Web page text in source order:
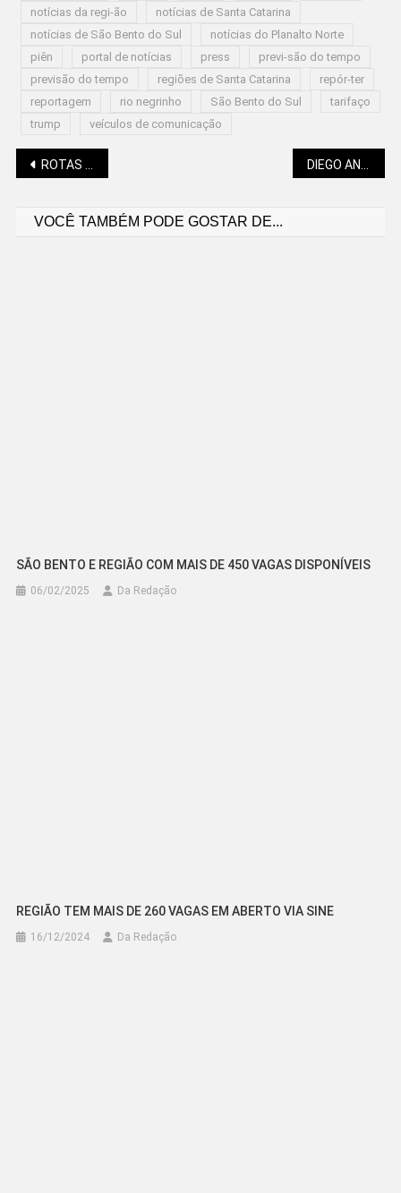
notícias da regi-ão
notícias de Santa Catarina
notícias de São Bento do Sul
notícias do Planalto Norte
piên
portal de notícias press
previ-são do tempo
previsão do tempo
regiões de Santa Catarina
repór-ter
reportagem
rio negrinho São Bento do Sul
tarifaço
trump
veículos de comunicação
Navegação
ROTAS E HORÁRIOS DO TRANSPORTE COLETIVO SERÃO READEQUADOS
VOCÊ TAMBÉM PODE GOSTAR DE...
SÃO BENTO E REGIÃO COM MAIS DE 450 VAGAS DISPONÍVEIS
06/02/2025 Da Redação
REGIÃO TEM MAIS DE 260 VAGAS EM ABERTO VIA SINE
16/12/2024 Da Redação